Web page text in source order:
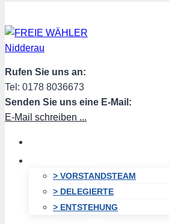
Inhalt
springen
Rufen Sie uns an:
Tel: 0178 8036673
Senden Sie uns eine E-Mail:
E-Mail schreiben ...
> VORSTANDSTEAM
> DELEGIERTE
> ENTSTEHUNG